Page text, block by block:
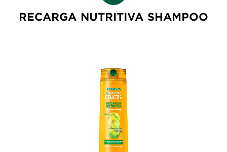
RECARGA NUTRITIVA SHAMPOO